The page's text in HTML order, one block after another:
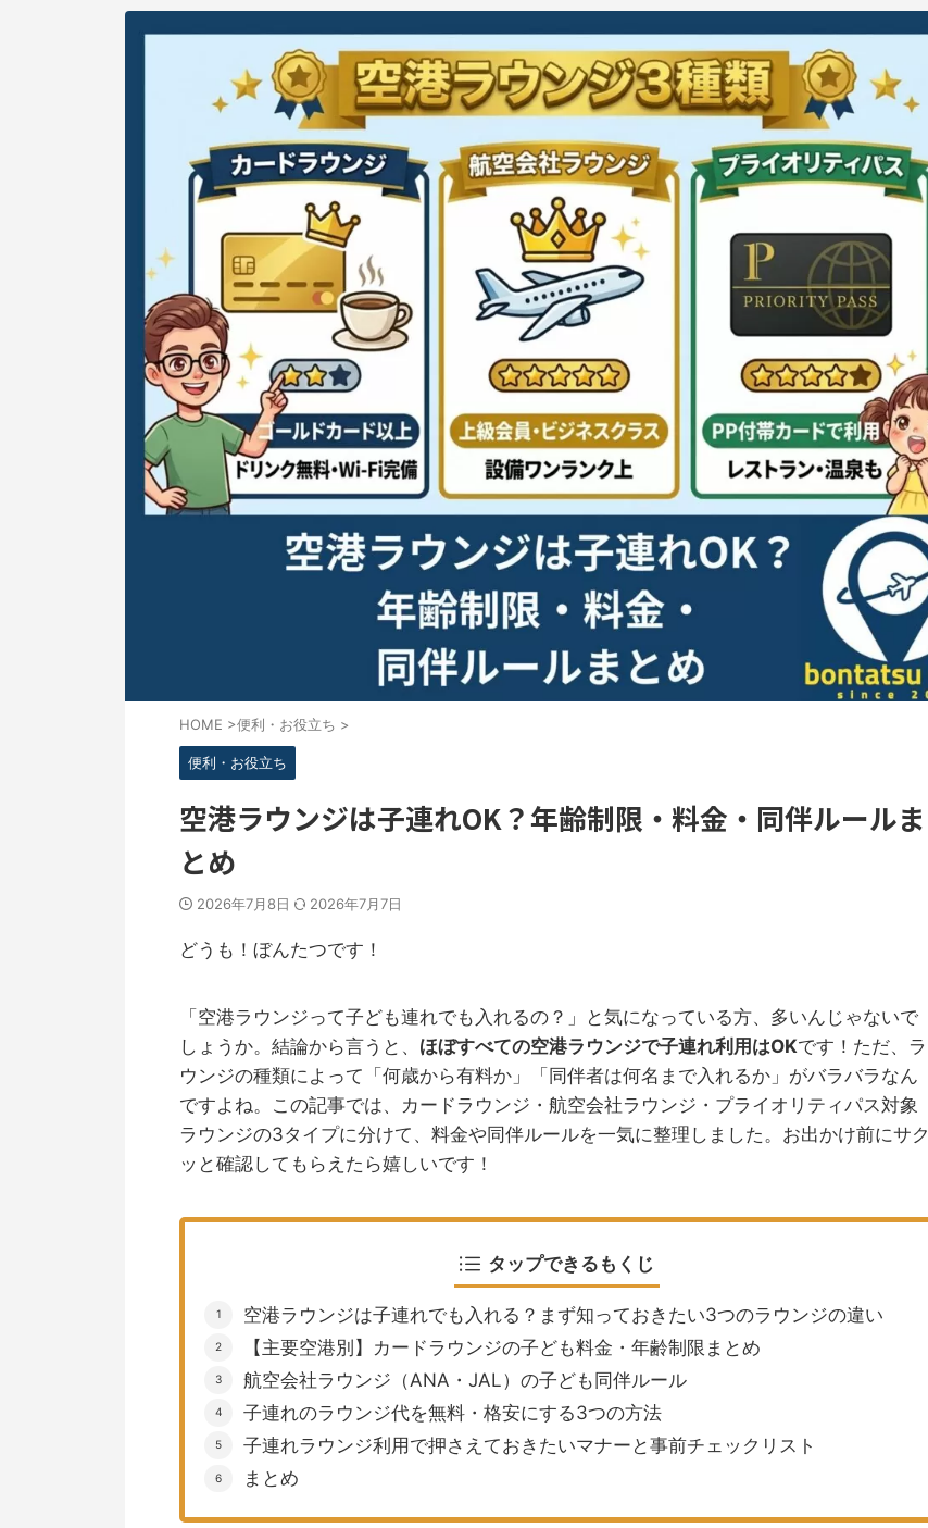
HOME >便利・お役立ち >
便利・お役立ち
空港ラウンジは子連れOK？年齢制限・料金・同伴ルールま
とめ
2026年7月8日 2026年7月7日
どうも！ぼんたつです！
「空港ラウンジって子ども連れでも入れるの？」と気になっている方、多いんじゃないで
しょうか。結論から言うと、 ほぼすべての空港ラウンジで子連れ利用はOKです！ただ、ラ
ウンジの種類によって「何歳から有料か」「同伴者は何名まで入れるか」がバラバラなん
ですよね。この記事では、カードラウンジ・航空会社ラウンジ・プライオリティパス対象
ラウンジの3タイプに分けて、料金や同伴ルールを一気に整理しました。お出かけ前にサク
ッと確認してもらえたら嬉しいです！
タップできるもくじ
空港ラウンジは子連れでも入れる？まず知っておきたい3つのラウンジの違い
【主要空港別】カードラウンジの子ども料金・年齢制限まとめ
航空会社ラウンジ（ANA・JAL）の子ども同伴ルール
子連れのラウンジ代を無料・格安にする3つの方法
子連れラウンジ利用で押さえておきたいマナーと事前チェックリスト
まとめ